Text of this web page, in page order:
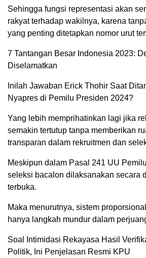
Sehingga fungsi representasi akan
rakyat terhadap wakilnya, karena
yang penting ditetapkan nomor urut
7 Tantangan Besar Indonesia 2023:
Diselamatkan
Inilah Jawaban Erick Thohir Saat
Nyapres di Pemilu Presiden 2024?
Yang lebih memprihatinkan lagi jika
semakin tertutup tanpa memberikan
transparan dalam rekruitmen dan
Meskipun dalam Pasal 241 UU
seleksi bacalon dilaksanakan secara
terbuka.
Maka menurutnya, sistem
hanya langkah mundur dalam
Soal Intimidasi Rekayasa Hasil
Politik, Ini Penjelasan Resmi KPU